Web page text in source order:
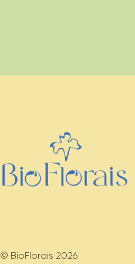
© BioFlorais 2026